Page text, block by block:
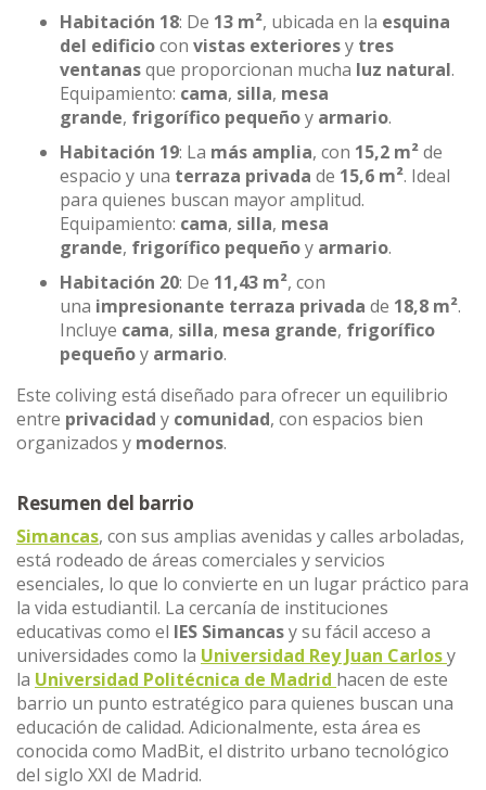
Habitación 18: De 13 m², ubicada en la esquina
del edificiocon vistas exterioresy tres
ventanasque proporcionan mucha luz natural.
Equipamiento: cama, silla, mesa
grande, frigorífico pequeñoy armario.
Habitación 19: La más amplia, con 15,2 m²de
espacio y una terraza privada de 15,6 m². Ideal
para quienes buscan mayor amplitud.
Equipamiento: cama, silla, mesa
grande, frigorífico pequeñoy armario.
Habitación 20: De 11,43 m², con
una impresionante terraza privada de 18,8 m².
Incluye cama, silla, mesa grande, frigorífico
pequeñoy armario.
Este coliving está diseñado para ofrecer un equilibrio
entre privacidad y comunidad, con espacios bien
organizados y modernos.
Resumen del barrio
Simancas, con sus amplias avenidas y calles arboladas,
está rodeado de áreas comerciales y servicios
esenciales, lo que lo convierte en un lugar práctico para
la vida estudiantil. La cercanía de instituciones
educativas como el IES Simancasy su fácil acceso a
universidades como la Universidad Rey Juan Carlosy
la Universidad Politécnica de Madrid hacen de este
barrio un punto estratégico para quienes buscan una
educación de calidad. Adicionalmente, esta área es
conocida como MadBit, el distrito urbano tecnológico
del siglo XXI de Madrid.